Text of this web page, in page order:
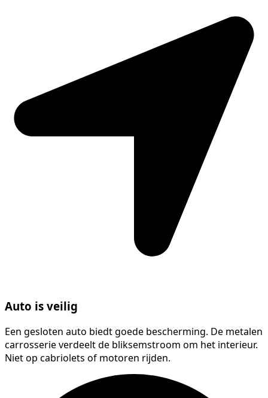
Auto is veilig
Een gesloten auto biedt goede bescherming. De metalen
carrosserie verdeelt de bliksemstroom om het interieur.
Niet op cabriolets of motoren rijden.